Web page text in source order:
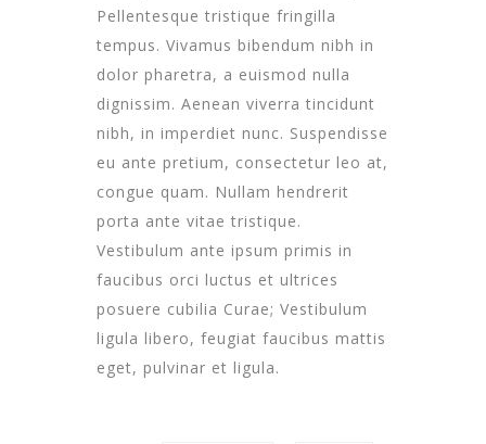
Pellentesque tristique fringilla
tempus. Vivamus bibendum nibh in
dolor pharetra, a euismod nulla
dignissim. Aenean viverra tincidunt
nibh, in imperdiet nunc. Suspendisse
eu ante pretium, consectetur leo at,
congue quam. Nullam hendrerit
porta ante vitae tristique.
Vestibulum ante ipsum primis in
faucibus orci luctus et ultrices
posuere cubilia Curae; Vestibulum
ligula libero, feugiat faucibus mattis
eget, pulvinar et ligula.